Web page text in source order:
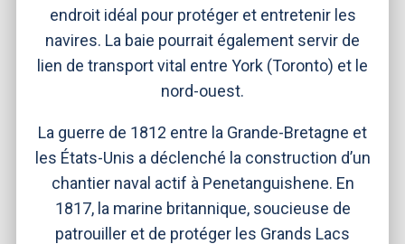
endroit idéal pour protéger et entretenir les
navires. La baie pourrait également servir de
lien de transport vital entre York (Toronto) et le
nord-ouest.
La guerre de 1812 entre la Grande-Bretagne et
les États-Unis a déclenché la construction d’un
chantier naval actif à Penetanguishene. En
1817, la marine britannique, soucieuse de
patrouiller et de protéger les Grands Lacs